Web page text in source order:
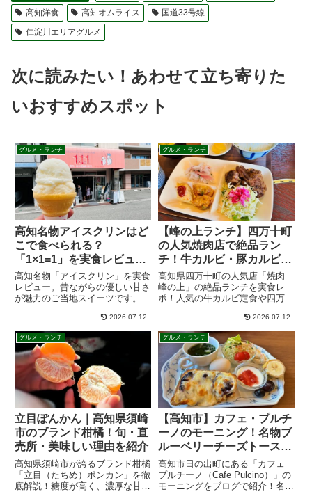
高知洋食
高知オムライス
国道33号線
仁淀川エリアグルメ
次に読みたい！あわせて立ち寄りた
いおすすめスポット
グルメ・ランチ
高知名物アイスクリンはど
こで食べられる？
「1×1=1」を実食レビュ
ー！味・値段・ソフトクリ
ームとの違いを紹介
高知名物「アイスクリン」を実食
レビュー。昔ながらの優しい甘さ
が魅力のご当地スイーツです。ア
売場所、値段、食べた感想を詳し
く紹介します。高知観光や食べ歩
きの参考にどうぞ。
2026.07.12
グルメ・ランチ
【峰の上ランチ】四万十町
の人気焼肉店で絶品ラン
チ！牛カルビ・豚カルビ定
食を実食レビュー
高知県四万十町の人気店「焼肉
峰の上」の絶品ランチを実食レ
ポ！人気の牛カルビ定食や四万十
豚カルビ定食の魅力を紹介。混雑
を避ける狙い目の時間帯や、四万
十町中央ICからのアクセス、駐車
場情報などドライブに役立つ情報
満載！
2026.07.12
グルメ・ランチ
立目ぽんかん｜高知県須崎
市のブランド柑橘！旬・直
売所・美味しい理由を紹介
高知県須崎市が誇るブランド柑橘
「立目（たちめ）ポンカン」を徹
底解説！糖度が高く、濃厚な甘み
グルメ・ランチ
【高知市】カフェ・プルチ
ーノのモーニング！名物ブ
ルーベリーチーズトースト
を実食レビュー｜駐車場・
営業時間も紹介
高知市日の出町にある「カフェ
プルチーノ（Cafe Pulcino）」の
モーニングをブログで紹介！名物